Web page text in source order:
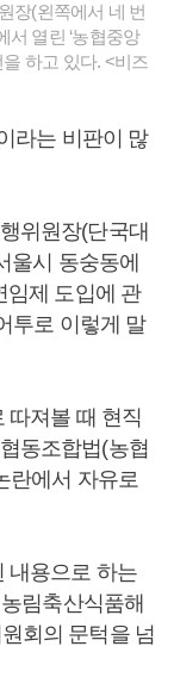
장(왼쪽에서 네 번
서 열린 ‘농협중앙
하고 있다. <비즈
라는 비판이 많
위원장(단국대
울시 동숭동에
임제 도입에 관
투로 이렇게 말
따져볼 때 현직
동조합법(농협
란에서 자유로
내용으로 하는
림축산식품해
회의 문턱을 넘